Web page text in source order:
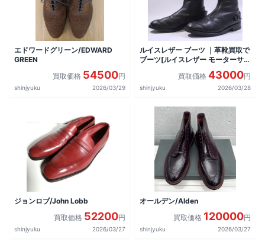
エドワードグリーン/EDWARD
GREEN
買取価格 54500円
shinjyuku 2026/03/29
ルイスレザー ブーツ ｜革靴買取で
ブーツ[ルイスレザー モーターサイ
クルブーツ]を買取しました。
買取価格 43000円
shinjyuku 2026/03/28
ジョンロブ/John Lobb
買取価格 52200円
shinjyuku 2026/03/27
オールデン/Alden
買取価格 120000円
shinjyuku 2026/03/27